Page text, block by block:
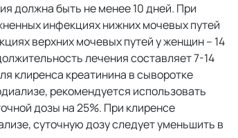
должна быть не менее 10 дней. При
инфекциях нижних мочевых путей
верхних мочевых путей у женщин – 14
лечения составляет 7-14
клиренса креатинина в сыворотке
рекомендуется использовать
дозы на 25%. При клиренсе
суточную дозу следует уменьшить в